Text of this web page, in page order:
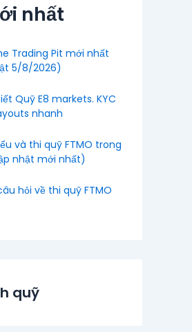
nhất
Trading Pit mới nhất
5/8/2026)
Quỹ E8 markets. KYC
nhanh
và thi quỹ FTMO trong
nhật mới nhất)
hỏi về thi quỹ FTMO
quỹ